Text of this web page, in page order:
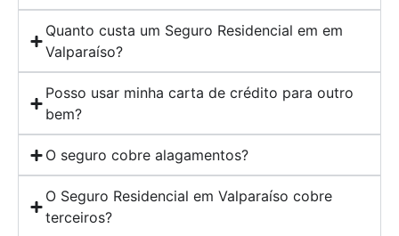
Quanto custa um Seguro Residencial em em
Valparaíso?
Posso usar minha carta de crédito para outro
bem?
O seguro cobre alagamentos?
O Seguro Residencial em Valparaíso cobre
terceiros?